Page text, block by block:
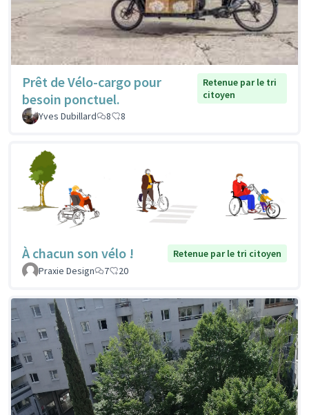
Prêt de Vélo-cargo pour
besoin ponctuel.
Retenue par le tri
citoyen
Yves Dubillard
8 8
À chacun son vélo !
Retenue par le tri citoyen
Praxie Design
7 20